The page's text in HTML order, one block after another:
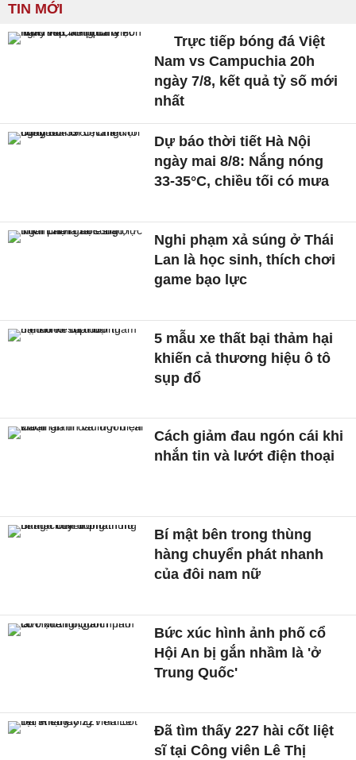
TIN MỚI
Trực tiếp bóng đá Việt
Nam vs Campuchia 20h
ngày 7/8, kết quả tỷ số mới
nhất
Dự báo thời tiết Hà Nội
ngày mai 8/8: Nắng nóng
33-35°C, chiều tối có mưa
Nghi phạm xả súng ở Thái
Lan là học sinh, thích chơi
game bạo lực
5 mẫu xe thất bại thảm hại
khiến cả thương hiệu ô tô
sụp đổ
Cách giảm đau ngón cái khi
nhắn tin và lướt điện thoại
Bí mật bên trong thùng
hàng chuyển phát nhanh
của đôi nam nữ
Bức xúc hình ảnh phố cổ
Hội An bị gắn nhầm là 'ở
Trung Quốc'
Đã tìm thấy 227 hài cốt liệt
sĩ tại Công viên Lê Thị